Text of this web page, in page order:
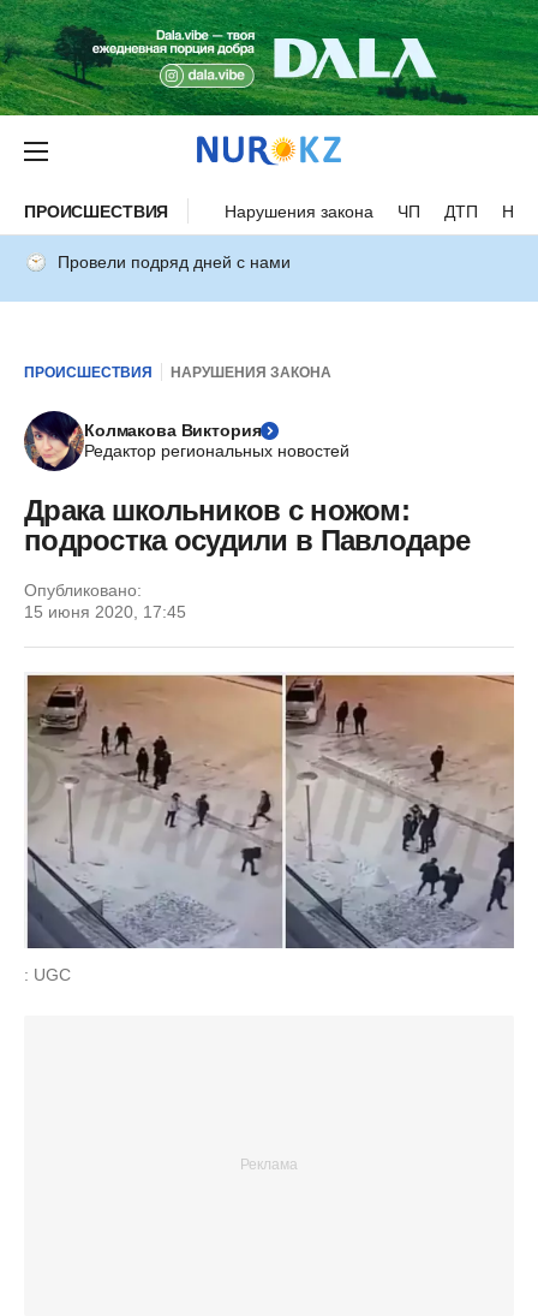
ПРОИСШЕСТВИЯ Нарушения закона ЧП ДТП
Провели подряд дней с нами
ПРОИСШЕСТВИЯ НАРУШЕНИЯ ЗАКОНА
Колмакова Виктория
Редактор региональных новостей
Драка школьников с ножом:
подростка осудили в Павлодаре
Опубликовано:
15 июня 2020, 17:45
: UGC